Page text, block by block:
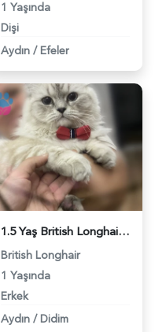
1 Yaşında
Dişi
Aydın / Efeler
1.5 Yaş British Longhair Erkeğim için Dişi Kedi - 118980869
British Longhair
1 Yaşında
Erkek
Aydın / Didim